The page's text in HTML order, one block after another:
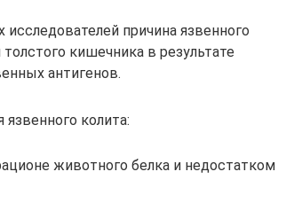
причина язвенного
кишечника в результате
антигенов.
колита:
животного белка и недостатком